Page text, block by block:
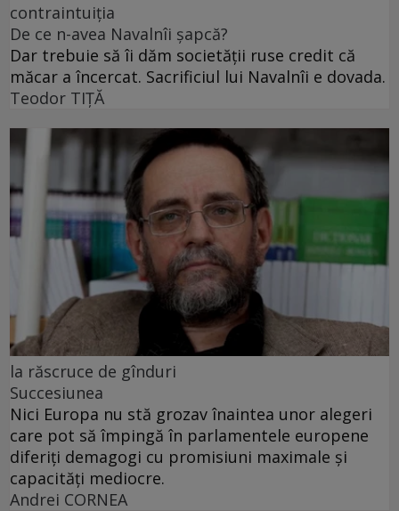
contraintuiția
De ce n-avea Navalnîi șapcă?
Dar trebuie să îi dăm societății ruse credit că
măcar a încercat. Sacrificiul lui Navalnîi e dovada.
Teodor TIŢĂ
la răscruce de gînduri
Succesiunea
Nici Europa nu stă grozav înaintea unor alegeri
care pot să împingă în parlamentele europene
diferiți demagogi cu promisiuni maximale și
capacități mediocre.
Andrei CORNEA